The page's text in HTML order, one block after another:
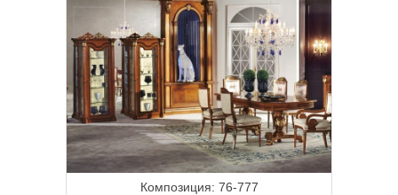
Композиция: 76-777